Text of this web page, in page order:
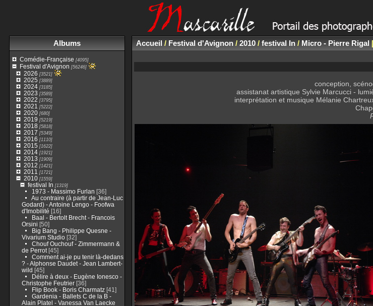
Albums
Comédie-Française [4095]
Festival d'Avignon [56246]
2026 [3521]
2025 [3889]
2024[3185]
2023 [3589]
2022 [3795]
2021 [5222]
2020[680]
2019 [5219]
2018 [5818]
2017 [5349]
2016 [1110]
2015 [1622]
2014[1921]
2013 [1909]
2012 [1421]
2011 [1721]
2010[1559]
festival In [1319]
1973 - Massimo Furlan [36]
Au contraire (à partir de Jean-Luc
Godard) - Antoine Lengo - Foofwa
d'Imobilité [16]
Baal - Bertolt Brecht - Francois
Orsini [50]
Big Bang - Philippe Quesne -
Vivarium Studio[32]
Chouf Ouchouf - Zimmermann &
de Perrot[45]
Comment ai-je pu tenir là-dedans
? - Alphonse Daudet - Jean Lambert-
wild [45]
Délire à deux - Eugène Ionesco -
Christophe Feutrier[36]
Flip Book - Boris Charmatz[41]
Gardenia - Ballets C de la B -
Alain Platel - Vanessa Van Laecke
Accueil/ Festival d'Avignon/ 2010/ festival In/ Micro - Pierre Rigal
conception,
assistanat artistique Sylvie Marcucci -
interprétation et musique Mélanie